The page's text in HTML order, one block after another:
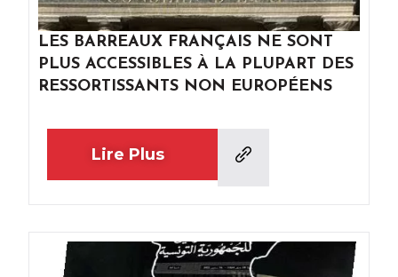
LES BARREAUX FRANÇAIS NE SONT
PLUS ACCESSIBLES À LA PLUPART DES
RESSORTISSANTS NON EUROPÉENS
Lire Plus